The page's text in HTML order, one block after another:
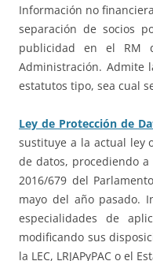
Información no
separación de socios
publicidad en el RM
Administración. Admite
estatutos tipo, sea cual
Ley de Protección de
sustituye a la actual ley
de datos, procediendo a
2016/679 del
mayo del año pasado.
especialidades de
modificando sus
la LEC, LRJAPyPAC o el